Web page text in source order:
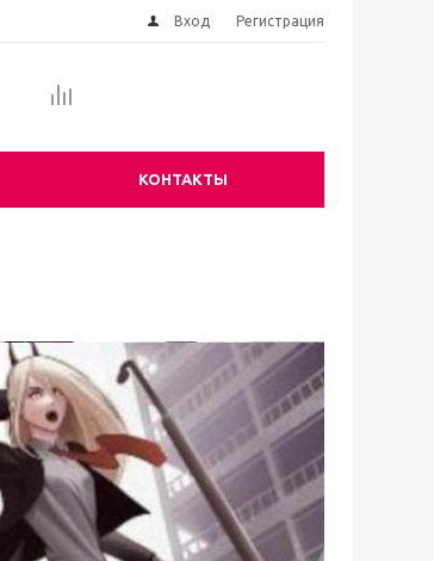
Вход Регистрация
КОНТАКТЫ